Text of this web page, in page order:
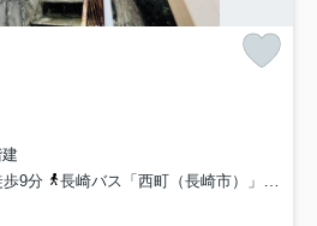
9分
長崎バス「西町（長崎市）」バス停下車 徒歩5分